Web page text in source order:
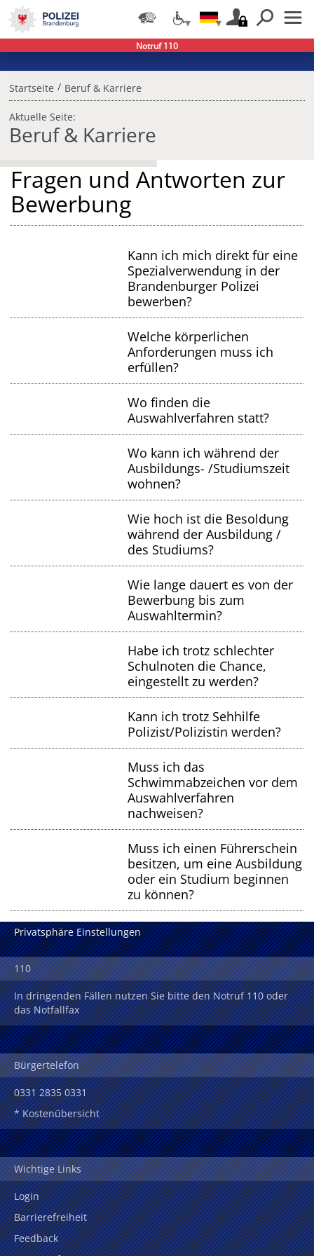
Startseite / Beruf & Karriere
Aktuelle Seite:
Beruf & Karriere
Fragen und Antworten zur
Bewerbung
Kann ich mich direkt für eine
Spezialverwendung in der
Brandenburger Polizei
bewerben?
Welche körperlichen
Anforderungen muss ich
erfüllen?
Wo finden die
Auswahlverfahren statt?
Wo kann ich während der
Ausbildungs- /Studiumszeit
wohnen?
Wie hoch ist die Besoldung
während der Ausbildung /
des Studiums?
Wie lange dauert es von der
Bewerbung bis zum
Auswahltermin?
Habe ich trotz schlechter
Schulnoten die Chance,
eingestellt zu werden?
Kann ich trotz Sehhilfe
Polizist/Polizistin werden?
Muss ich das
Schwimmabzeichen vor dem
Auswahlverfahren
nachweisen?
Muss ich einen Führerschein
besitzen, um eine Ausbildung
oder ein Studium beginnen
zu können?
Privatsphäre Einstellungen
110
In dringenden Fällen nutzen Sie bitte den Notruf 110 oder
das Notfallfax
Bürgertelefon
0331 2835 0331
* Kostenübersicht
Wichtige Links
Login
Barrierefreiheit
Feedback
Notruf 110